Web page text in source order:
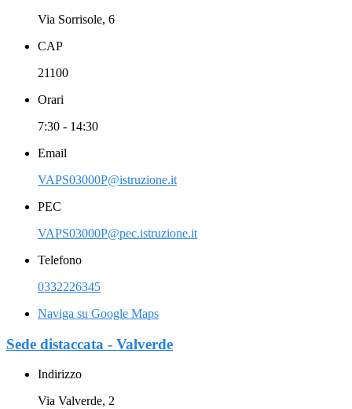
Via Sorrisole, 6
CAP
21100
Orari
7:30 - 14:30
Email
VAPS03000P@istruzione.it
PEC
VAPS03000P@pec.istruzione.it
Telefono
0332226345
Naviga su Google Maps
Sede distaccata - Valverde
Indirizzo
Via Valverde, 2